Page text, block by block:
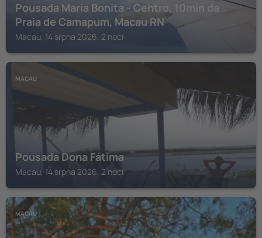
Pousada Maria Bonita - Centro, 10min da
Praia de Camapum, Macau RN
Macau, 14 srpna 2026, 2 noci
MACAU
Pousada Dona Fátima
Macau, 14 srpna 2026, 2 noci
MACAU